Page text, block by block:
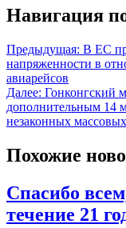
Навигация
Предыдущая: В ЕС
напряженности в
авиарейсов
Далее: Гонконгский
дополнительным 14
незаконных
Похожие
Спасибо
течение 21